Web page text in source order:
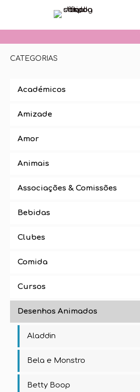
CATEGORIAS
Académicos
Amizade
Amor
Animais
Associações & Comissões
Bebidas
Clubes
Comida
Cursos
Desenhos Animados
Aladdin
Bela e Monstro
Betty Boop